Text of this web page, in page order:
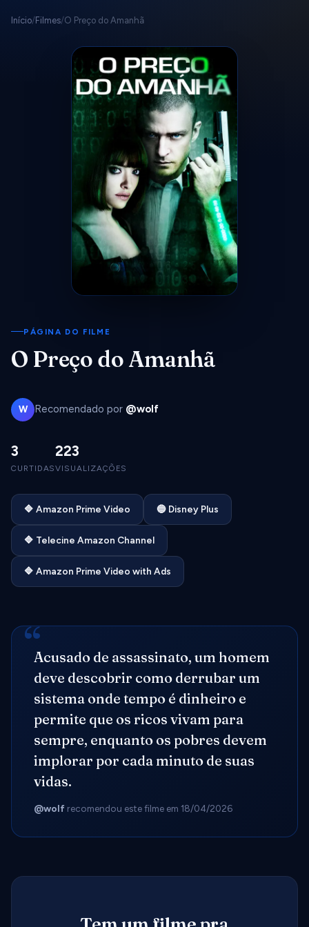
Início/Filmes/O Preço do Amanhã
PÁGINA DO FILME
O Preço do Amanhã
W Recomendado por @wolf
3
CURTIDAS
223
VISUALIZAÇÕES
🔷 Amazon Prime Video 🔵 Disney Plus
🔷 Telecine Amazon Channel
🔷 Amazon Prime Video with Ads
Acusado de assassinato, um homem
deve descobrir como derrubar um
sistema onde tempo é dinheiro e
permite que os ricos vivam para
sempre, enquanto os pobres devem
implorar por cada minuto de suas
vidas.
@wolf recomendou este filme em 18/04/2026